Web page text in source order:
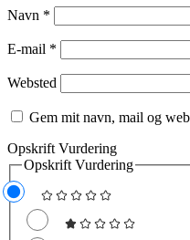
Navn *
E-mail *
Websted
Gem mit navn, mail og
Opskrift Vurdering
Opskrift Vurdering